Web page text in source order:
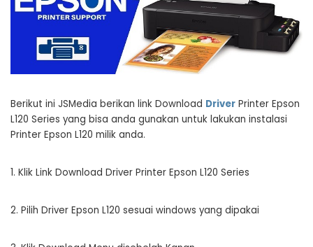
Berikut ini JSMedia berikan link Download Driver Printer Epson
L120 Series yang bisa anda gunakan untuk lakukan instalasi
Printer Epson L120 milik anda.
1. Klik Link Download Driver Printer Epson L120 Series
2. Pilih Driver Epson L120 sesuai windows yang dipakai